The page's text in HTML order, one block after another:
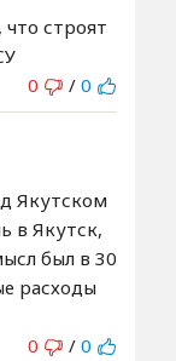
строят
0
/ 0
Якутском
в Якутск,
был в 30
расходы
0
/ 0